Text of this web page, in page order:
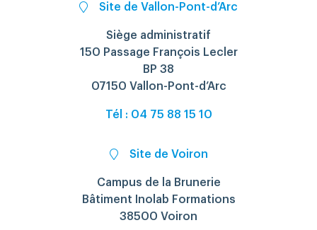
Rechercher
Site de Vallon-Pont-d’Arc
Siège administratif
150 Passage François Lecler
BP 38
07150 Vallon-Pont-d’Arc
Tél : 04 75 88 15 10
Site de Voiron
Campus de la Brunerie
Bâtiment Inolab Formations
38500 Voiron